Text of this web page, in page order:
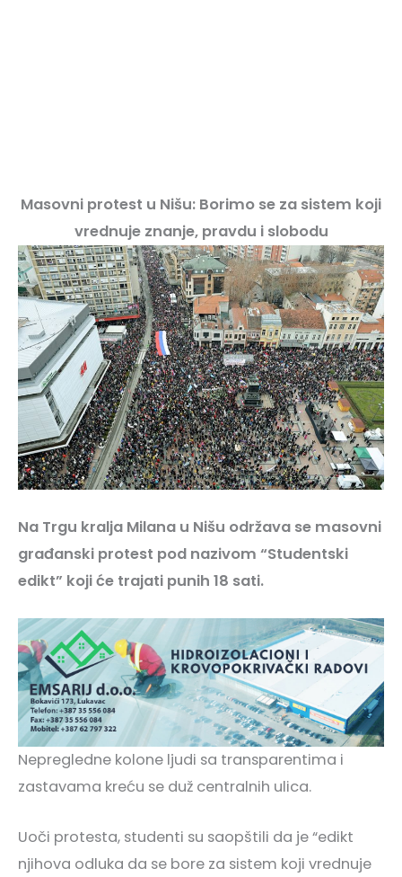
Masovni protest u Nišu: Borimo se za sistem koji
vrednuje znanje, pravdu i slobodu
Na Trgu kralja Milana u Nišu održava se masovni
građanski protest pod nazivom “Studentski
edikt” koji će trajati punih 18 sati.
Nepregledne kolone ljudi sa transparentima i
zastavama kreću se duž centralnih ulica.
Uoči protesta, studenti su saopštili da je “edikt
njihova odluka da se bore za sistem koji vrednuje